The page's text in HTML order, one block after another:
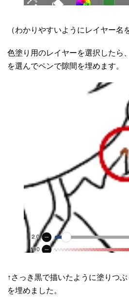
（わかりやすいようにレイヤー名
色塗り用のレイヤーを選択したら、
を選んでペンで隙間を埋めます。
↑さっき黒で描いたように塗りつ
を埋めました。